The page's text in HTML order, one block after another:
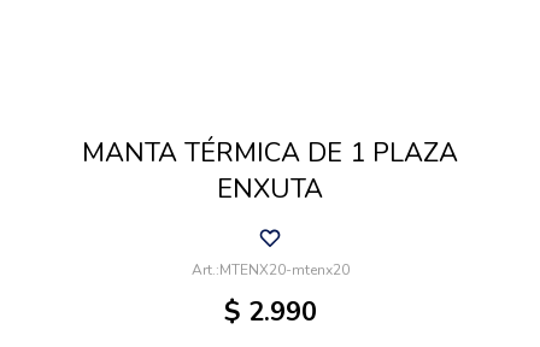
MANTA TÉRMICA DE 1 PLAZA
ENXUTA
MTENX20-mtenx20
$ 2.990